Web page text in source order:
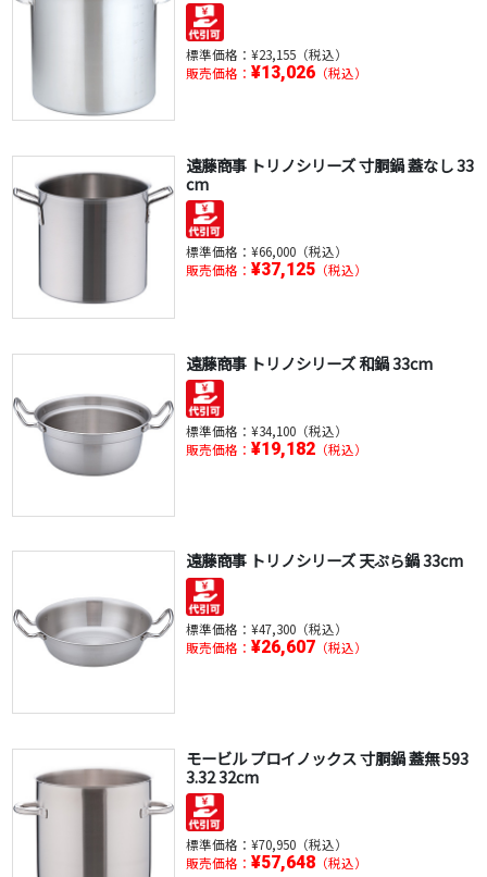
標準価格： ¥23,155（税込）
販売価格： ¥13,026（税込）
遠藤商事 トリノシリーズ 寸胴鍋 蓋なし 33
cm
標準価格： ¥66,000（税込）
販売価格： ¥37,125（税込）
遠藤商事 トリノシリーズ 和鍋 33cm
標準価格： ¥34,100（税込）
販売価格： ¥19,182（税込）
遠藤商事 トリノシリーズ 天ぷら鍋 33cm
標準価格： ¥47,300（税込）
販売価格： ¥26,607（税込）
モービル プロイノックス 寸胴鍋 蓋無 593
3.32 32cm
標準価格： ¥70,950（税込）
販売価格： ¥57,648（税込）